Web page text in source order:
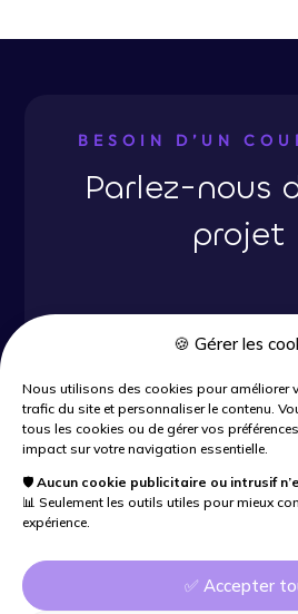
🍪 Gérer les
Nous utilisons des cookies pour améliorer
trafic du site et personnaliser le contenu.
tous les cookies ou de gérer vos
impact sur votre navigation essentielle.
🛡️ Aucun cookie publicitaire ou intrusif
📊 Seulement les outils utiles pour mieux
expérience.
✅ Accepter
BESOIN D’UN
Parlez-nous
projet
PRENDRE